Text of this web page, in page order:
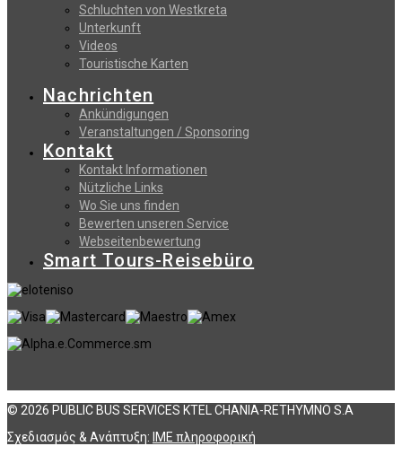
Schluchten von Westkreta
Unterkunft
Videos
Touristische Karten
Nachrichten
Ankündigungen
Veranstaltungen / Sponsoring
Kontakt
Kontakt Informationen
Nützliche Links
Wo Sie uns finden
Bewerten unseren Service
Webseitenbewertung
Smart Tours-Reisebüro
© 2026 PUBLIC BUS SERVICES KTEL CHANIA-RETHYMNO S.A
Σχεδιασμός & Ανάπτυξη: ΙΜΕ πληροφορική